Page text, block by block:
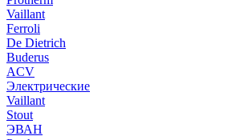
Vaillant
Ferroli
De Dietrich
Buderus
ACV
Электрические
Vaillant
Stout
ЭВАН